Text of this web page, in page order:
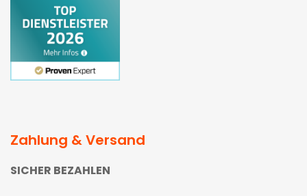
Zahlung & Versand
SICHER BEZAHLEN